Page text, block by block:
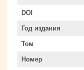
DOI
Год издания
Том
Номер